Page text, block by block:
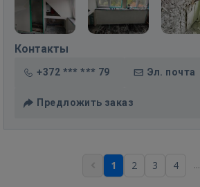
Контакты
+372 *** *** 79 Эл. почта
Предложить заказ
1 2 3 4 ...